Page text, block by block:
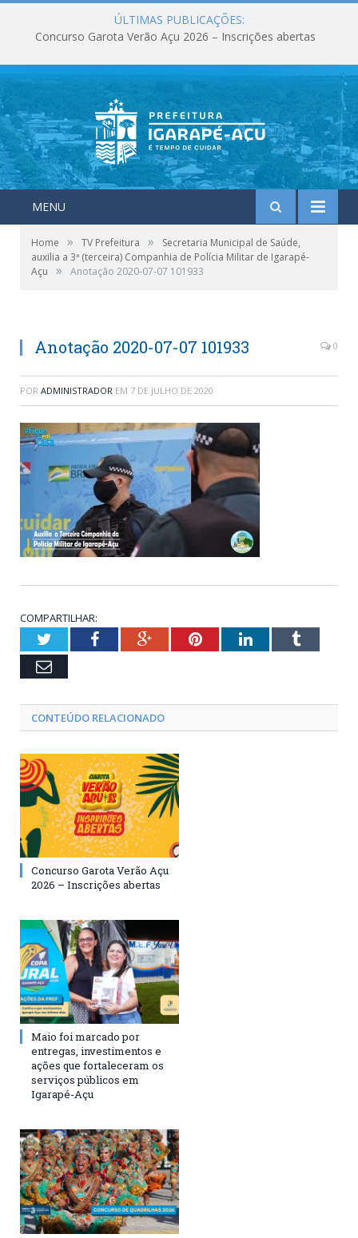
ÚLTIMAS PUBLICAÇÕES:
Concurso Garota Verão Açu 2026 – Inscrições abertas
MENU
Home » TV Prefeitura »
Secretaria Municipal de Saúde,
auxilia a 3ª (terceira) Companhia de Polícia Militar de Igarapé-
Açu
» Anotação 2020-07-07 101933
Anotação 2020-07-07 101933 0
POR ADMINISTRADOR EM 7 DE JULHO DE 2020
COMPARTILHAR:
TwitterFacebookGoogle+PinterestLinkedInTumblr
Email
CONTEÚDO RELACIONADO
Concurso Garota Verão Açu
2026 – Inscrições abertas
Maio foi marcado por
entregas, investimentos e
ações que fortaleceram os
serviços públicos em
Igarapé-Açu